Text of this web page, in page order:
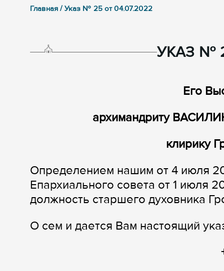
Главная / Указ № 25 от 04.07.2022
УКАЗ №
Его
архимандриту
клирику
Определением нашим от 4 июля
Епархиального совета от 1 июля
должность старшего духовника
О сем и дается Вам настоящий